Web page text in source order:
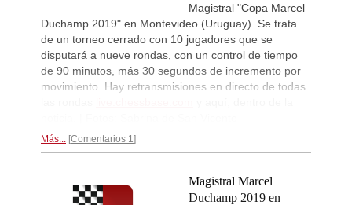
Svane - Hess (D35)
Tactics in a live game
Casalaspro - Mirzoev
New Opening Trend
Mendonca - Karthikeyan (C55)
Keymer - Praggnanandhaa R (D31)
Magistral "Copa Marcel
Duchamp 2019" en Montevideo (Uruguay). Se trata
de un torneo cerrado con 10 jugadores que se
disputará a nueve rondas, con un control de tiempo
de 90 minutos, más 30 segundos de incremento por
movimiento. Hay retransmisiones en directo de todas
Más... Comentarios 1
Magistral Marcel
Duchamp 2019 en